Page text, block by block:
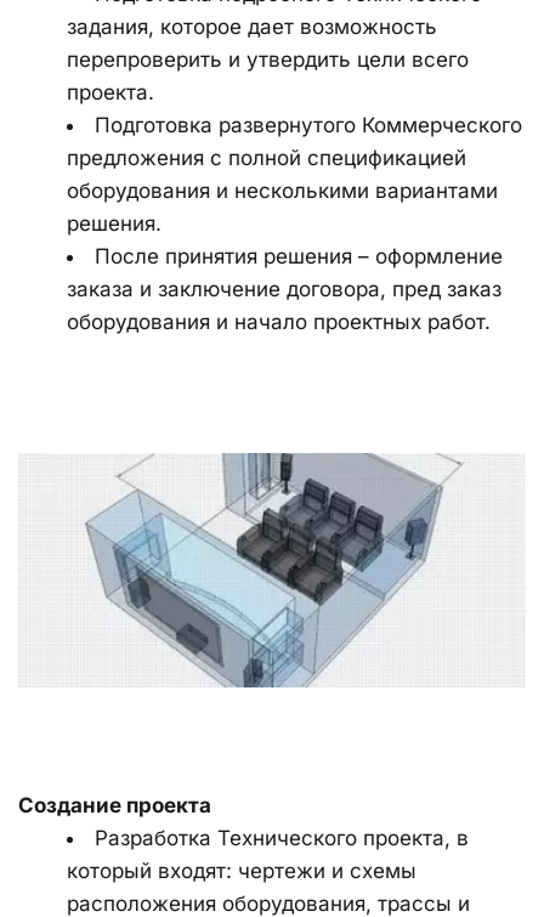
задания, которое дает возможность
перепроверить и утвердить цели всего
проекта.
Подготовка развернутого Коммерческого
предложения с полной спецификацией
оборудования и несколькими вариантами
решения.
После принятия решения – оформление
заказа и заключение договора, пред заказ
оборудования и начало проектных работ.
Создание проекта
Разработка Технического проекта, в
который входят: чертежи и схемы
расположения оборудования, трассы и